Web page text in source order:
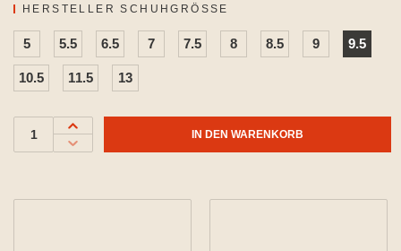
HERSTELLER SCHUHGRÖSSE
5 5.5 6.5 7 7.5 8 8.5 9 9.5
10.5 11.5 13
IN DEN WARENKORB